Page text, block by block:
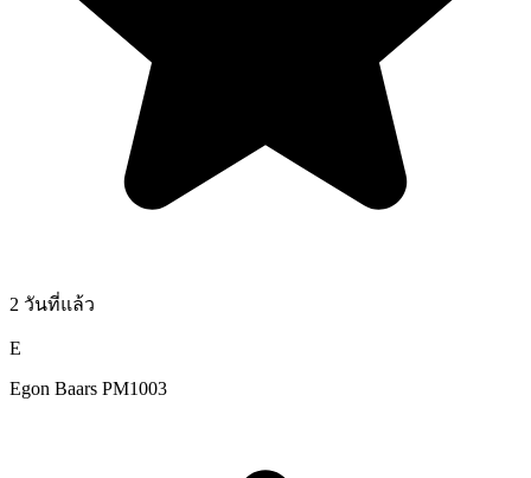
2 วันที่แล้ว
E
Egon Baars PM1003